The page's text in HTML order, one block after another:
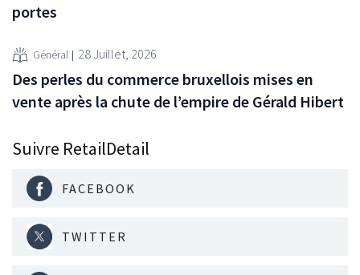
portes
Général 28 Juillet, 2026
Des perles du commerce bruxellois mises en
vente après la chute de l’empire de Gérald Hibert
Suivre RetailDetail
FACEBOOK
TWITTER